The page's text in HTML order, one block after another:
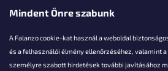
Mindent Önre szabunk
A Falanzo cookie-kat használ a weboldal
és a felhasználói élmény ellenőrzéséhez, valamint
személyre szabott hirdetések további javításához